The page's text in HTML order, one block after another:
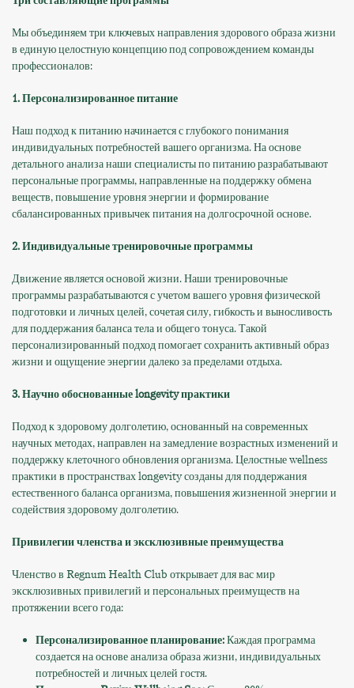
Мы объединяем три ключевых направления здорового образа жизни
в единую целостную концепцию под сопровождением команды
профессионалов:
1. Персонализированное питание
Наш подход к питанию начинается с глубокого понимания
индивидуальных потребностей вашего организма. На основе
детального анализа наши специалисты по питанию разрабатывают
персональные программы, направленные на поддержку обмена
веществ, повышение уровня энергии и формирование
сбалансированных привычек питания на долгосрочной основе.
2. Индивидуальные тренировочные программы
Движение является основой жизни. Наши тренировочные
программы разрабатываются с учетом вашего уровня физической
подготовки и личных целей, сочетая силу, гибкость и выносливость
для поддержания баланса тела и общего тонуса. Такой
персонализированный подход помогает сохранить активный образ
жизни и ощущение энергии далеко за пределами отдыха.
3. Научно обоснованные longevity практики
Подход к здоровому долголетию, основанный на современных
научных методах, направлен на замедление возрастных изменений и
поддержку клеточного обновления организма. Целостные wellness
практики в пространствах longevity созданы для поддержания
естественного баланса организма, повышения жизненной энергии и
содействия здоровому долголетию.
Привилегии членства и эксклюзивные преимущества
Членство в Regnum Health Club открывает для вас мир
эксклюзивных привилегий и персональных преимуществ на
протяжении всего года:
Персонализированное планирование:Каждая программа
создается на основе анализа образа жизни, индивидуальных
потребностей и личных целей гостя.